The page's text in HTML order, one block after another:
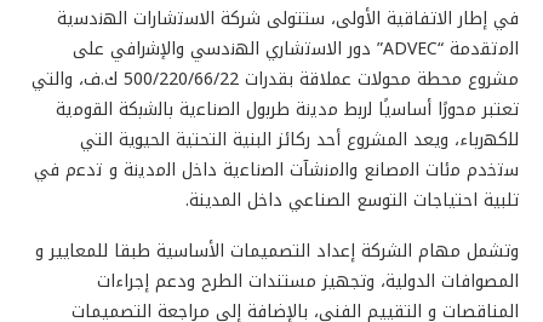
في إطار الاتفاقية الأولى، ستتولى شركة اﻻﺳﺗﺷﺎرات اﻟﮭﻧدﺳﯾﺔ
اﻟﻣﺗﻘدﻣﺔ “ADVEC” دور اﻻﺳﺗﺷﺎري اﻟﮭﻧدﺳﻲ واﻹﺷراﻓﻲ على
مشروع محطة محولات عملاقة بقدرات 500/220/66/22 ك.ف، والتي
تعتبر ﻣﺣورًا أﺳﺎﺳﯾًﺎ ﻟرﺑط ﻣدﯾﻧﺔ طرﺑول اﻟﺻﻧﺎﻋﯾﺔ ﺑﺎﻟﺷﺑﻛﺔ اﻟﻘوﻣﯾﺔ
ﻟﻠﻛﮭرﺑﺎء، ويعد المشروع أحد ركائز البنية التحتية الحيوية التي
ﺳﺗﺧدم ﻣﺋﺎت اﻟﻣﺻﺎﻧﻊ واﻟﻣﻧﺷﺂت اﻟﺻﻧﺎﻋﯾﺔ داﺧل اﻟﻣدﯾﻧﺔ و ﺗدﻋم في
تلبية احتياجات التوسع الصناعي داخل المدينة.
وتشمل مهام الشركة إعداد التصميمات الأساسية طبقا للمعايير و
المصوافات الدولية، وتجهيز مستندات الطرح ودعم إجراءات
المناقصات و التقييم الفني، بالإضافة إلى مراجعة التصميمات